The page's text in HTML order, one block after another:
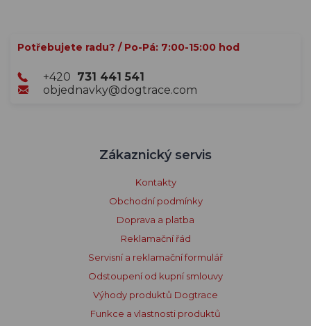
Potřebujete radu? / Po-Pá: 7:00-15:00 hod
+420 731 441 541
objednavky@dogtrace.com
Zákaznický servis
Kontakty
Obchodní podmínky
Doprava a platba
Reklamační řád
Servisní a reklamační formulář
Odstoupení od kupní smlouvy
Výhody produktů Dogtrace
Funkce a vlastnosti produktů